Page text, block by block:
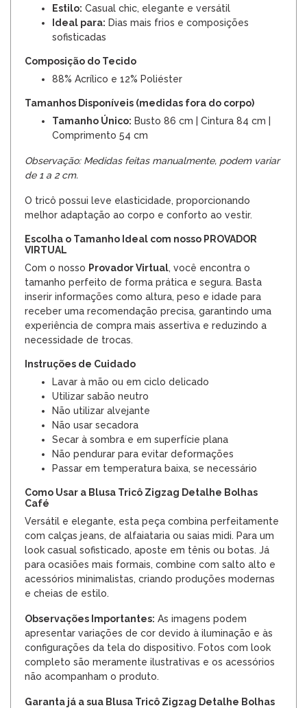
Estilo: Casual chic, elegante e versátil
Ideal para: Dias mais frios e composições
sofisticadas
Composição do Tecido
88% Acrílico e 12% Poliéster
Tamanhos Disponíveis (medidas fora do corpo)
Tamanho Único: Busto 86 cm | Cintura 84 cm |
Comprimento 54 cm
Observação: Medidas feitas manualmente, podem variar
de 1 a 2 cm.
O tricô possui leve elasticidade, proporcionando
melhor adaptação ao corpo e conforto ao vestir.
Escolha o Tamanho Ideal com nosso PROVADOR
VIRTUAL
Com o nosso Provador Virtual, você encontra o
tamanho perfeito de forma prática e segura. Basta
inserir informações como altura, peso e idade para
receber uma recomendação precisa, garantindo uma
experiência de compra mais assertiva e reduzindo a
necessidade de trocas.
Instruções de Cuidado
Lavar à mão ou em ciclo delicado
Utilizar sabão neutro
Não utilizar alvejante
Não usar secadora
Secar à sombra e em superfície plana
Não pendurar para evitar deformações
Passar em temperatura baixa, se necessário
Como Usar a Blusa Tricô Zigzag Detalhe Bolhas
Café
Versátil e elegante, esta peça combina perfeitamente
com calças jeans, de alfaiataria ou saias midi. Para um
look casual sofisticado, aposte em tênis ou botas. Já
para ocasiões mais formais, combine com salto alto e
acessórios minimalistas, criando produções modernas
e cheias de estilo.
Observações Importantes: As imagens podem
apresentar variações de cor devido à iluminação e às
configurações da tela do dispositivo. Fotos com look
completo são meramente ilustrativas e os acessórios
não acompanham o produto.
Garanta já a sua Blusa Tricô Zigzag Detalhe Bolhas